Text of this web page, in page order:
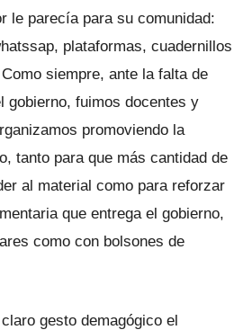
le parecía para su comunidad:
plataformas, cuadernillos
siempre, ante la falta de
gobierno, fuimos docentes y
promoviendo la
tanto para que más cantidad de
al material como para reforzar
que entrega el gobierno,
como con bolsones de
gesto demagógico el